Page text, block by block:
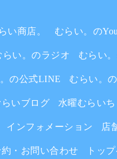
い商店。 むらい。の
らい。のラジオ むらい
の公式LINE むらい。
いブログ 水曜むらいち
インフォメーション 店
約・お問い合わせ トッ